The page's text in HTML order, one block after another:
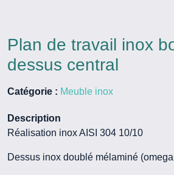
Plan de travail inox
dessus central
Catégorie : Meuble inox
Description
Réalisation inox AISI 304 10/10
Dessus inox doublé mélaminé